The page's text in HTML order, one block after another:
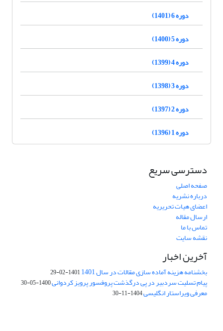
دوره 6 (1401)
دوره 5 (1400)
دوره 4 (1399)
دوره 3 (1398)
دوره 2 (1397)
دوره 1 (1396)
دسترسی سریع
صفحه اصلی
درباره نشریه
اعضای هیات تحریریه
ارسال مقاله
تماس با ما
نقشه سایت
آخرین اخبار
بخشنامه هزینه آماده سازی مقالات در سال 1401 1401-02-29
پیام تسلیت سردبیر در پی درگذشت پروفسور پرویز کردوانی1400-05-30
معرفی ویراستار انگلیسی1404-11-30